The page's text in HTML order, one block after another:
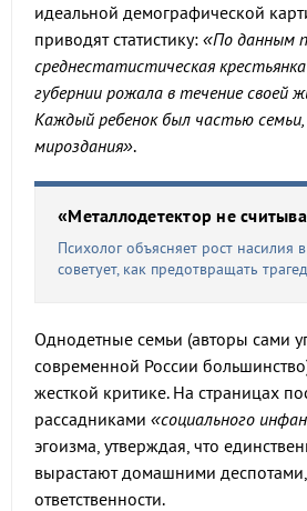
идеальной демографической
приводят статистику: «По данным
среднестатистическая
губернии рожала в течение своей
Каждый ребенок был частью
мироздания».
«Металлодетектор не
Психолог объясняет рост насилия
советует, как предотвращать
Однодетные семьи (авторы сами
современной России
жесткой критике. На страницах
рассадниками «социального
эгоизма, утверждая, что
вырастают домашними
ответственности.